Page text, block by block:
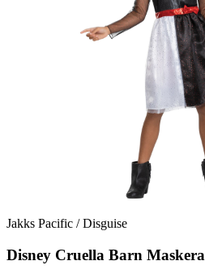
Jakks Pacific / Disguise
Disney Cruella Barn